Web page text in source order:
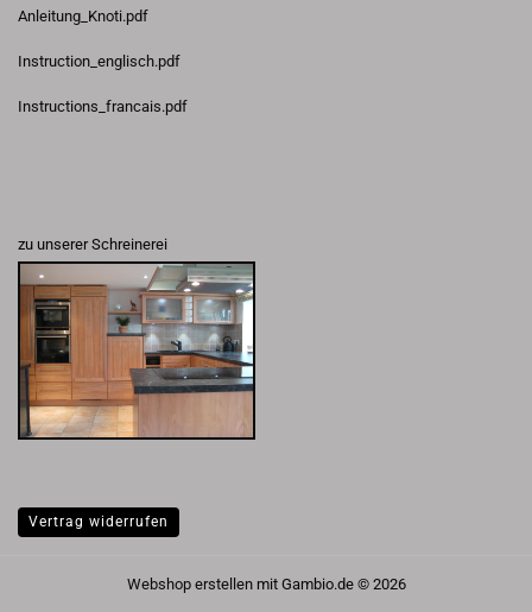
Anleitung_Knoti.pdf
Instruction_englisch.pdf
Instructions_francais.pdf
zu unserer Schreinerei
Vertrag widerrufen
Webshop erstellenmit Gambio.de © 2026